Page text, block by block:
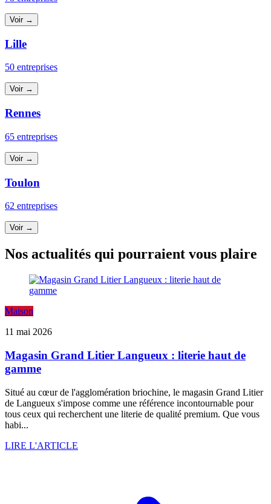
Voir →
Lille
50 entreprises
Voir →
Rennes
65 entreprises
Voir →
Toulon
62 entreprises
Voir →
Nos actualités qui pourraient vous plaire
Maison
11 mai 2026
Magasin Grand Litier Langueux : literie haut de
gamme
Situé au cœur de l'agglomération briochine, le magasin Grand Litier
de Langueux s'impose comme une référence incontournable pour
tous ceux qui recherchent une literie de qualité premium. Que vous
habi...
LIRE L'ARTICLE